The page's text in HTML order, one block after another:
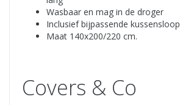
Wasbaar en mag in de droger
Inclusief bijpassende kussensloop
Maat 140x200/220 cm.
Covers & Co